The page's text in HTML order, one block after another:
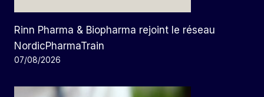
Rinn Pharma & Biopharma rejoint le réseau
NordicPharmaTrain
07/08/2026